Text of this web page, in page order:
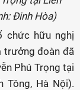
Đinh Hòa)
chức hữu nghị
trưởng đoàn đã
Phú Trọng tại
Tông, Hà Nội).